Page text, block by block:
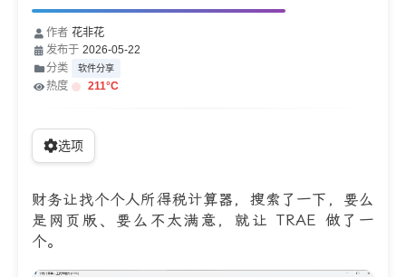
作者 花非花
发布于 2026-05-22
分类
软件分享
热度 211°C
选项
财务让找个个人所得税计算器，搜索了一下，要么
是网页版、要么不太满意，就让 TRAE 做了一
个。